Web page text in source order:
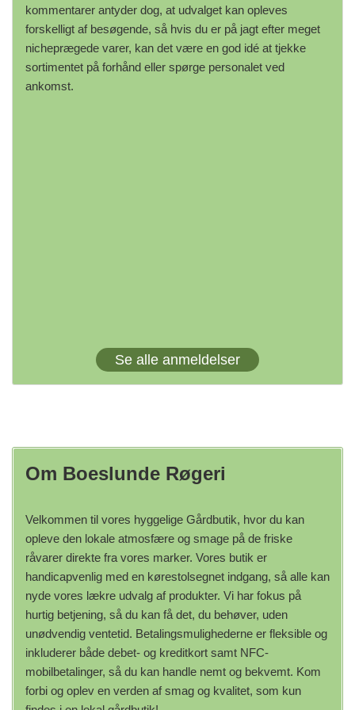
kommentarer antyder dog, at udvalget kan opleves
forskelligt af besøgende, så hvis du er på jagt efter meget
nicheprægede varer, kan det være en god idé at tjekke
sortimentet på forhånd eller spørge personalet ved
ankomst.
Se alle anmeldelser
Om Boeslunde Røgeri
Velkommen til vores hyggelige Gårdbutik, hvor du kan
opleve den lokale atmosfære og smage på de friske
råvarer direkte fra vores marker. Vores butik er
handicapvenlig med en kørestolsegnet indgang, så alle kan
nyde vores lækre udvalg af produkter. Vi har fokus på
hurtig betjening, så du kan få det, du behøver, uden
unødvendig ventetid. Betalingsmulighederne er fleksible og
inkluderer både debet- og kreditkort samt NFC-
mobilbetalinger, så du kan handle nemt og bekvemt. Kom
forbi og oplev en verden af smag og kvalitet, som kun